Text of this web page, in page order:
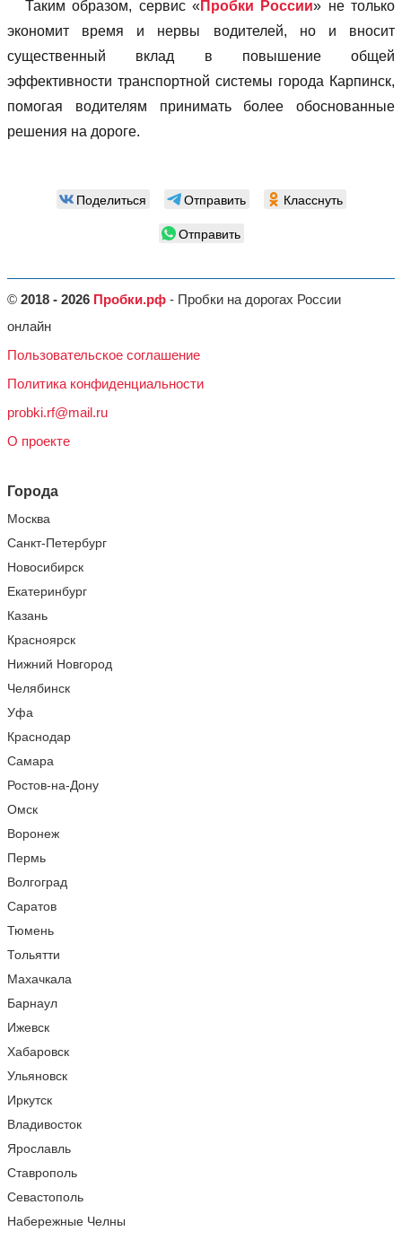
Таким образом, сервис « Пробки России» не только
экономит время и нервы водителей, но и вносит
существенный вклад в повышение общей
эффективности транспортной системы города Карпинск,
помогая водителям принимать более обоснованные
решения на дороге.
Поделиться Отправить
Класснуть
Отправить
© 2018 - 2026 Пробки.рф - Пробки на дорогах России
онлайн
Пользовательское соглашение
Политика конфиденциальности
probki.rf@mail.ru
О проекте
Города
Москва
Санкт-Петербург
Новосибирск
Екатеринбург
Казань
Красноярск
Нижний Новгород
Челябинск
Уфа
Краснодар
Самара
Ростов-на-Дону
Омск
Воронеж
Пермь
Волгоград
Саратов
Тюмень
Тольятти
Махачкала
Барнаул
Ижевск
Хабаровск
Ульяновск
Иркутск
Владивосток
Ярославль
Ставрополь
Севастополь
Набережные Челны